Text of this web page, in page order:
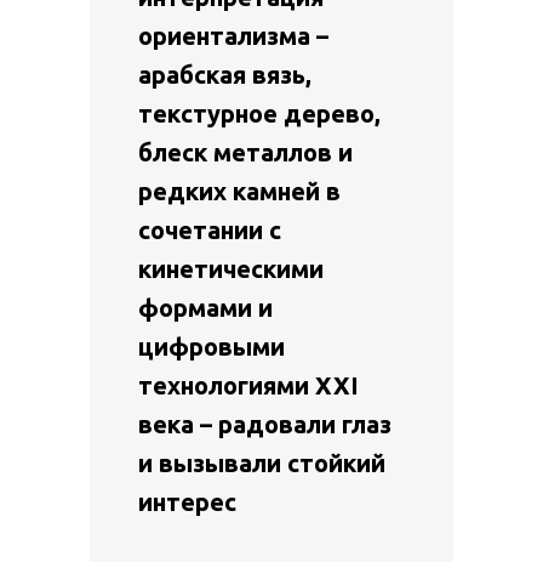
ориентализма –
арабская вязь,
текстурное дерево,
блеск металлов и
редких камней в
сочетании с
кинетическими
формами и
цифровыми
технологиями XXI
века – радовали глаз
и вызывали стойкий
интерес